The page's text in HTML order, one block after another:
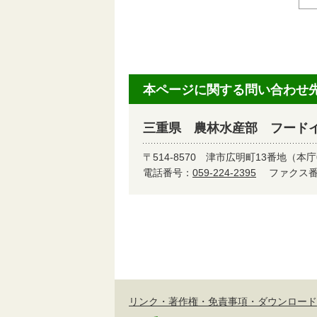
本ページに関する問い合わせ
三重県 農林水産部 フード
〒514-8570 津市広明町13番地（本庁
電話番号： 059-224-2395 ファクス
リンク・著作権・免責事項・ダウンロード